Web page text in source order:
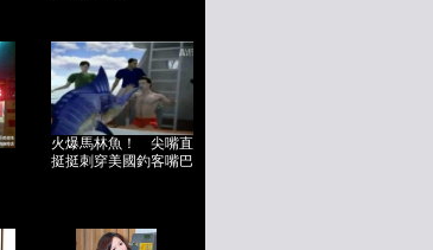
火爆馬林魚！ 尖嘴直
挺挺刺穿美國釣客嘴巴